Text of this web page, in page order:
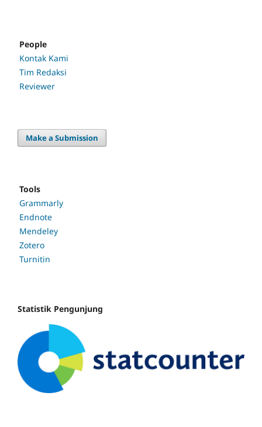
People
Kontak Kami
Tim Redaksi
Reviewer
Make a Submission
Tools
Grammarly
Endnote
Mendeley
Zotero
Turnitin
Statistik Pengunjung